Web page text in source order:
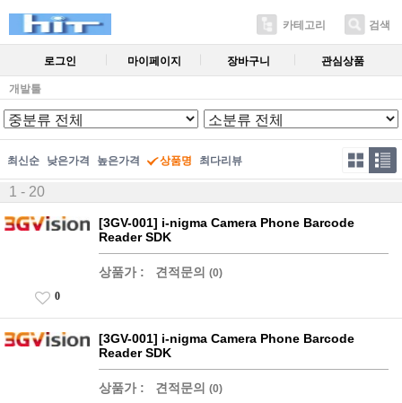
카테고리 검색
로그인 마이페이지 장바구니 관심상품
개발툴
최신순 낮은가격 높은가격 상품명 최다리뷰
1 - 20
[3GV-001] i-nigma Camera Phone Barcode
Reader SDK
상품가 : 견적문의 (0)
0
[3GV-001] i-nigma Camera Phone Barcode
Reader SDK
상품가 : 견적문의 (0)